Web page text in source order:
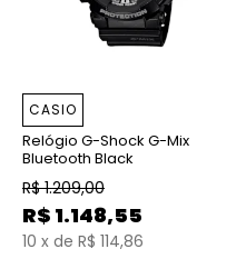
CASIO
Relógio G-Shock G-Mix
Bluetooth Black
R$ 1.209,00
R$ 1.148,55
10 x de R$ 114,86